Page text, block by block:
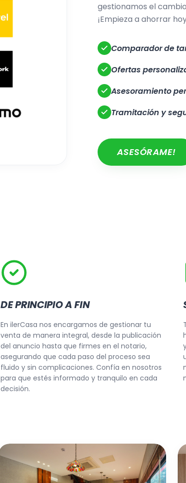
gestionamos el
¡Empieza a ahorrar
Comparador de
Ofertas
Asesoramiento
Tramitación y
ASESÓRAME!
DE PRINCIPIO A FIN
En ilerCasa nos encargamos de gestionar tu
venta de manera integral, desde la publicación
del anuncio hasta que firmes en el notario,
asegurando que cada paso del proceso sea
fluido y sin complicaciones. Confía en nosotros
para que estés informado y tranquilo en cada
decisión.